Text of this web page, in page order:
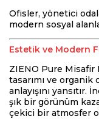
Ofisler, yönetici
modern sosyal
Estetik ve Modern
ZIENO Pure Misafir
tasarımı ve
anlayışını yansıtır.
şık bir görünüm
çekici bir atmosfer